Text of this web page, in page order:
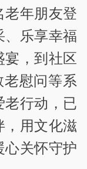
老年朋友登
、乐享幸福
宴，到社区
老慰问等系
老行动，已
，用文化滋
心关怀守护